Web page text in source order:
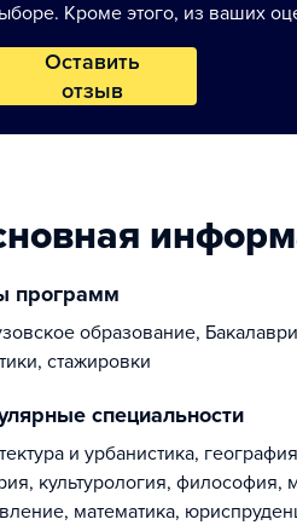
Кроме этого, из ваших
Оставить
отзыв
программ
образование,
стажировки
специальности
и урбанистика,
культурология,
математика,